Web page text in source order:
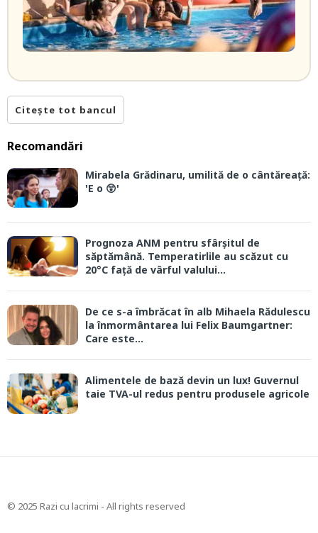
Citește tot bancul
Recomandări
Mirabela Grădinaru, umilită de o cântăreață:
'E o 😲'
Prognoza ANM pentru sfârșitul de
săptămână. Temperatirlile au scăzut cu
20°C față de vârful valului...
De ce s-a îmbrăcat în alb Mihaela Rădulescu
la înmormântarea lui Felix Baumgartner:
Care este...
Alimentele de bază devin un lux! Guvernul
taie TVA-ul redus pentru produsele agricole
© 2025 Razi cu lacrimi - All rights reserved